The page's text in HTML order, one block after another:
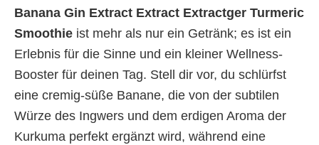
Banana Gin Extract Extract Extractger Turmeric
Smoothie ist mehr als nur ein Getränk; es ist ein
Erlebnis für die Sinne und ein kleiner Wellness-
Booster für deinen Tag. Stell dir vor, du schlürfst
eine cremig-süße Banane, die von der subtilen
Würze des Ingwers und dem erdigen Aroma der
Kurkuma perfekt ergänzt wird, während eine